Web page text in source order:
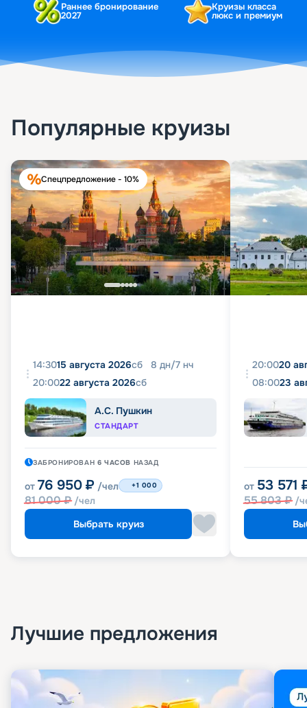
Раннее бронирование
2027
Круизы класса
люкс и премиум
Популярные круизы
Спецпредложение - 10%
14:3015 августа 2026сб 8 дн/7 нч
20:0022 августа 2026сб
А.С. Пушкин
СТАНДАРТ
ЗАБРОНИРОВАН 6 ЧАСОВ НАЗАД
от 76 950 ₽ /чел
81 000₽ /чел
+1 000
Выбрать круиз
20:0020
08:0023
от 53 571
55 803₽ /
Лучшие предложения